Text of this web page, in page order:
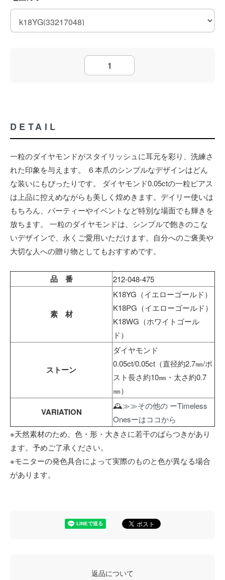
DETAIL
一粒のダイヤモンドがスタイリッシュに耳元を彩り、洗練さ
れた印象を与えます。 ６本爪のシンプルなデザインはどん
な装いにもぴったりです。 ダイヤモンド0.05ctの一粒ピアス
は上品に控えめながらも美しく煌めきます。デイリー使いは
もちろん、パーティーやイベントなど特別な場面でも輝きを
放ちます。 一粒のダイヤモンドは、シンプルで飽きのこな
いデザインで、永くご愛用いただけます。自分へのご褒美や
大切な人への贈り物としてもおすすめです。
品 番 212-048-475
素 材
K18YG（イエローゴールド）
K18PG（イエローゴールド）
K18WG（ホワイトゴール
ド）
ストーン
ダイヤモンド
0.05ct/0.05ct（直径約2.7㎜/ポ
スト長さ約10㎜・太さ約0.7
㎜）
VARIATION
🕰≫≫その他の ーTimeless
Onesーはココから
※天然素材のため、色・形・大きさに若干のばらつきがあり
ます。予めご了承ください。
※モニターの発色具合によって実際のものと色が異なる場合
があります。
返品について